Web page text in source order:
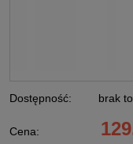
Dostępność: brak
Cena: